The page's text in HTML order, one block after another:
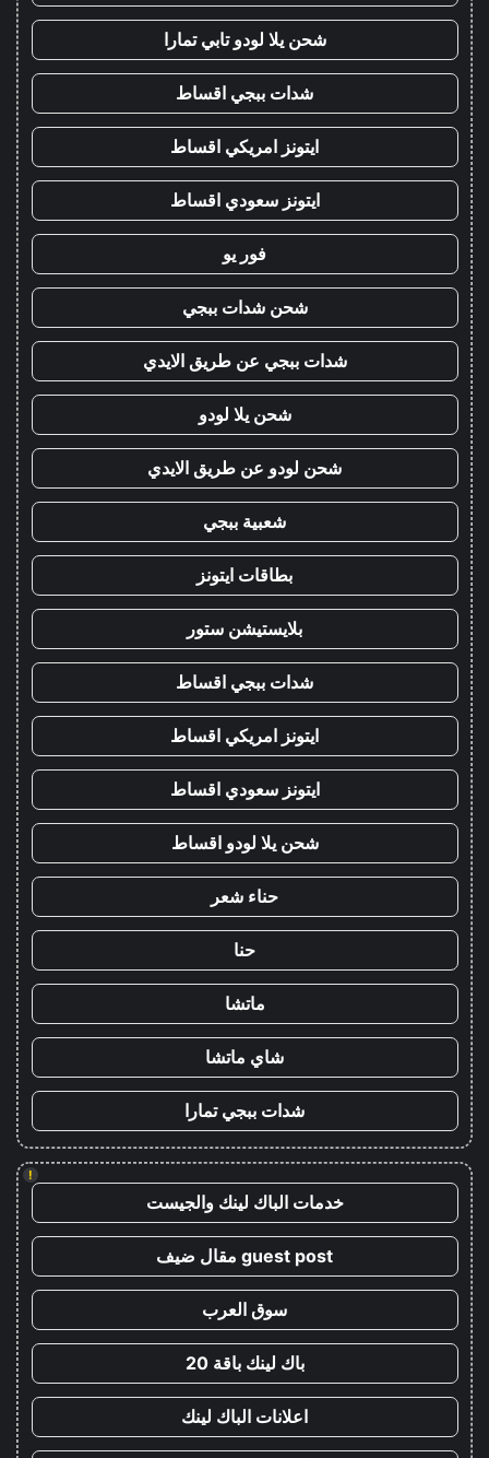
شحن يلا لودو تابي تمارا
شدات ببجي اقساط
ايتونز امريكي اقساط
ايتونز سعودي اقساط
فور يو
شحن شدات ببجي
شدات ببجي عن طريق الايدي
شحن يلا لودو
شحن لودو عن طريق الايدي
شعبية ببجي
بطاقات ايتونز
بلايستيشن ستور
شدات ببجي اقساط
ايتونز امريكي اقساط
ايتونز سعودي اقساط
شحن يلا لودو اقساط
حناء شعر
حنا
ماتشا
شاي ماتشا
شدات ببجي تمارا
!
خدمات الباك لينك والجيست
guest post مقال ضيف
سوق العرب
باك لينك باقة 20
اعلانات الباك لينك